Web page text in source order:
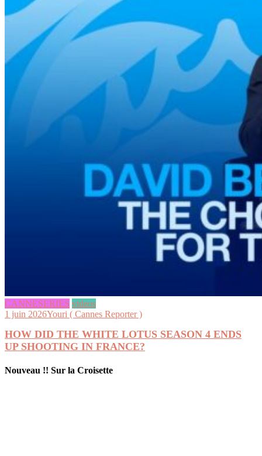
CANNESERIES videos
1 juin 2026Youri ( Cannes Reporter )
HOW DID THE WHITE LOTUS SEASON 4 ENDS
UP SHOOTING IN FRANCE?
Nouveau !! Sur la Croisette